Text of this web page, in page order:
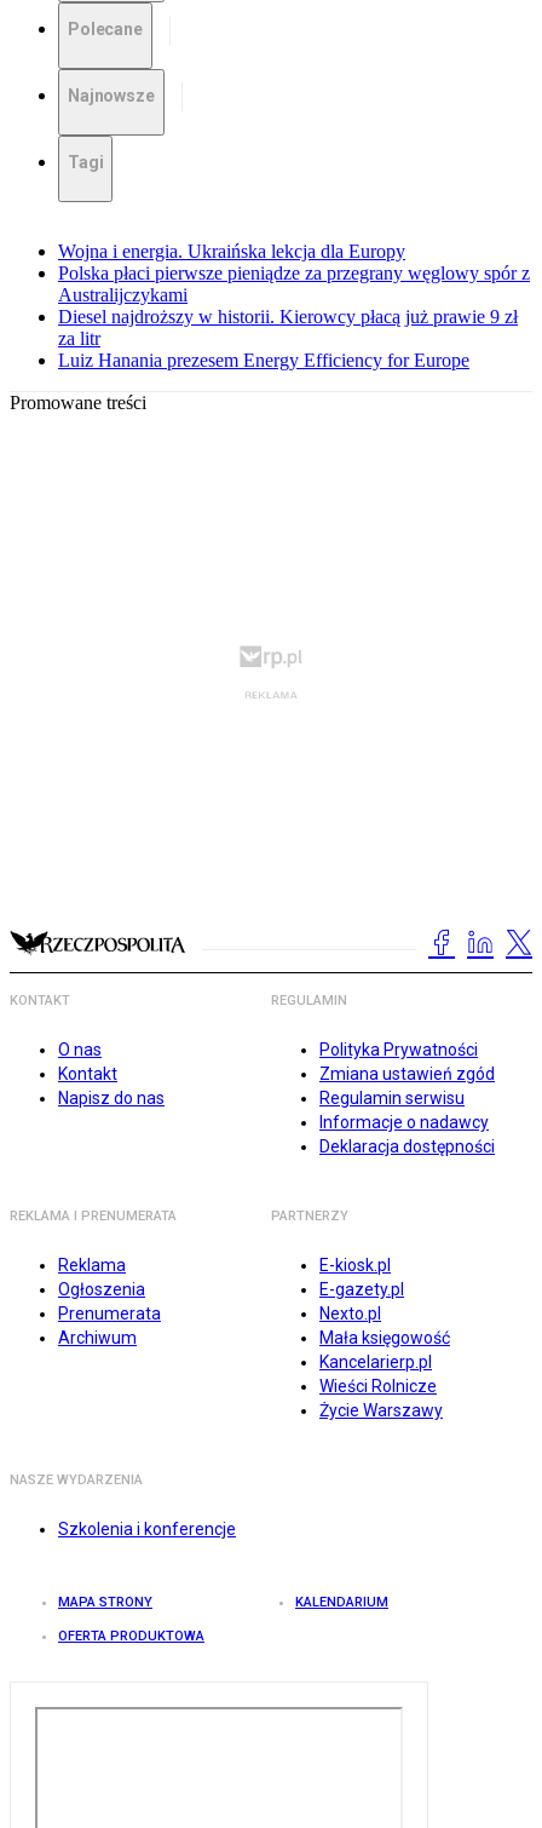
Polecane
Najnowsze
Tagi
Wojna i energia. Ukraińska lekcja dla Europy
Polska płaci pierwsze pieniądze za przegrany węglowy spór z
Australijczykami
Diesel najdroższy w historii. Kierowcy płacą już prawie 9 zł
za litr
Luiz Hanania prezesem Energy Efficiency for Europe
Promowane treści
KONTAKT
O nas
Kontakt
Napisz do nas
REGULAMIN
Polityka Prywatności
Zmiana ustawień zgód
Regulamin serwisu
Informacje o nadawcy
Deklaracja dostępności
REKLAMA I PRENUMERATA
Reklama
Ogłoszenia
Prenumerata
Archiwum
PARTNERZY
E-kiosk.pl
E-gazety.pl
Nexto.pl
Mała księgowość
Kancelarierp.pl
Wieści Rolnicze
Życie Warszawy
NASZE WYDARZENIA
Szkolenia i konferencje
MAPA STRONY KALENDARIUM
OFERTA PRODUKTOWA